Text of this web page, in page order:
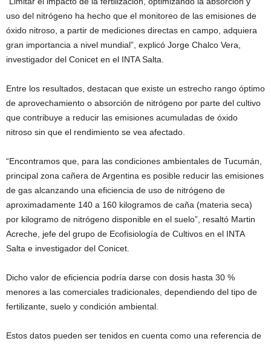
uso del nitrógeno ha hecho que el monitoreo de las emisiones de
óxido nitroso, a partir de mediciones directas en campo, adquiera
gran importancia a nivel mundial”, explicó Jorge Chalco Vera,
investigador del Conicet en el INTA Salta.
Entre los resultados, destacan que existe un estrecho rango óptimo
de aprovechamiento o absorción de nitrógeno por parte del cultivo
que contribuye a reducir las emisiones acumuladas de óxido
nitroso sin que el rendimiento se vea afectado.
“Encontramos que, para las condiciones ambientales de Tucumán,
principal zona cañera de Argentina es posible reducir las emisiones
de gas alcanzando una eficiencia de uso de nitrógeno de
aproximadamente 140 a 160 kilogramos de caña (materia seca)
por kilogramo de nitrógeno disponible en el suelo”, resaltó Martin
Acreche, jefe del grupo de Ecofisiología de Cultivos en el INTA
Salta e investigador del Conicet.
Dicho valor de eficiencia podría darse con dosis hasta 30 %
menores a las comerciales tradicionales, dependiendo del tipo de
fertilizante, suelo y condición ambiental.
Estos datos pueden ser tenidos en cuenta como una referencia de